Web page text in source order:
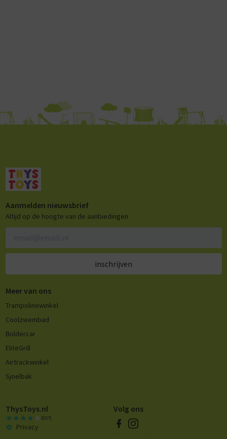
Aanmelden nieuwsbrief
Altijd op de hoogte van de aanbiedingen
inschrijven
Meer van ons
Trampolinewinkel
Coolzwembad
Boldercar
EliteGrill
Airtrackwinkel
Sjoelbak
ThysToys.nl
(957)
Privacy
Volg ons